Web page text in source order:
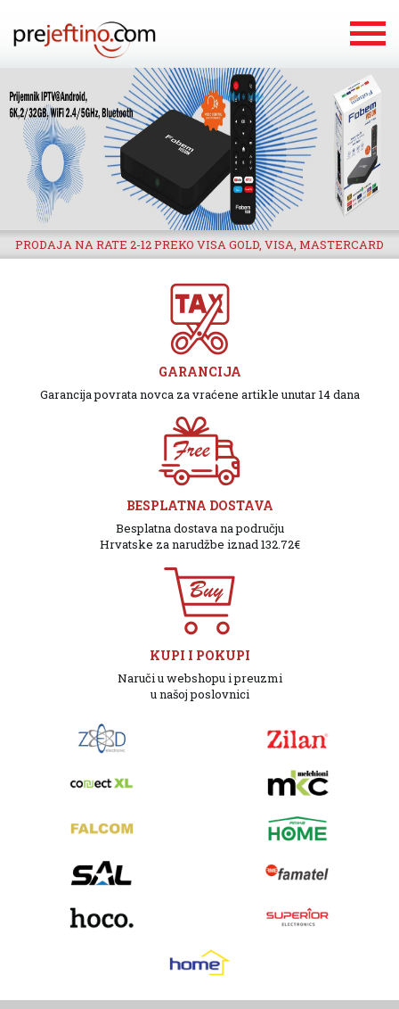
PRODAJA NA RATE 2-12 PREKO VISA GOLD, VISA, MASTERCARD
GARANCIJA
Garancija povrata novca za vraćene artikle unutar 14 dana
BESPLATNA DOSTAVA
Besplatna dostava na području
Hrvatske za narudžbe iznad 132.72€
KUPI I POKUPI
Naruči u webshopu i preuzmi
u našoj poslovnici